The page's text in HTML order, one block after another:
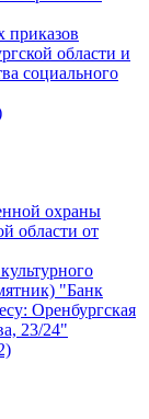
приказов
области и
социального
охраны
области от
"Банк
Оренбургская
23/24"